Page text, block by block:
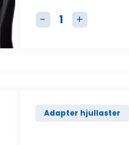
Overgang S60 til
Adapter hjullaster